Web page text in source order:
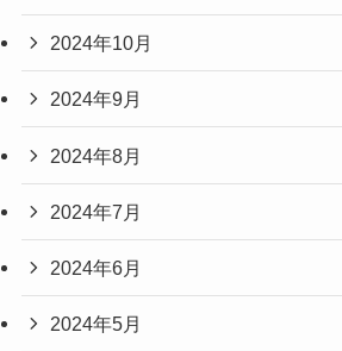
2024年10月
2024年9月
2024年8月
2024年7月
2024年6月
2024年5月